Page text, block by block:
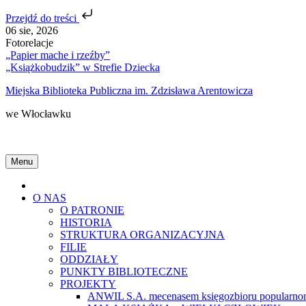
Przejdź do treści
Skip
to
content
06 sie, 2026
Fotorelacje
„Papier mache i rzeźby”
„Książkobudzik” w Strefie Dziecka
Miejska Biblioteka Publiczna im. Zdzisława Arentowicza
we Włocławku
Menu
O NAS
O PATRONIE
HISTORIA
STRUKTURA ORGANIZACYJNA
FILIE
ODDZIAŁY
PUNKTY BIBLIOTECZNE
PROJEKTY
ANWIL S.A. mecenasem księgozbioru